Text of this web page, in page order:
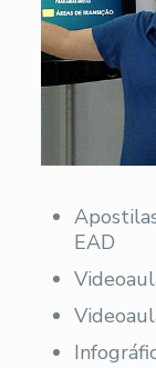
EAD